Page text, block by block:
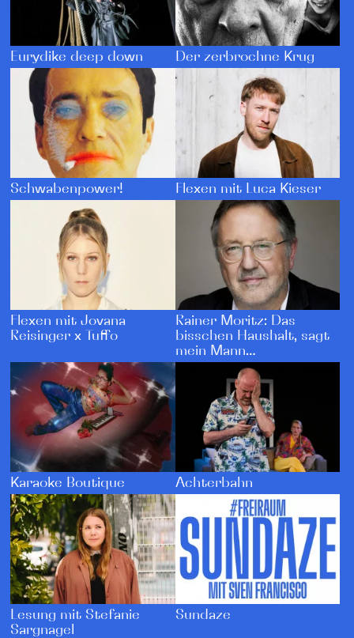
Eurydike deep down Der zerbrochne Krug
Schwabenpower! Flexen mit Luca Kieser
Flexen mit Jovana
Reisinger x Tuffo
Rainer Moritz: Das
bisschen Haushalt, sagt
mein Mann…
Karaoke Boutique Achterbahn
Lesung mit Stefanie
Sargnagel
Sundaze